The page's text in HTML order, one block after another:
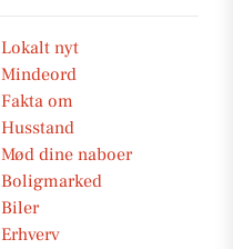
Lokalt nyt
Mindeord
Fakta om
Husstand
Mød dine naboer
Boligmarked
Biler
Erhverv